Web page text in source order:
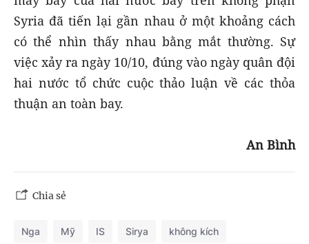
Syria đã tiến lại gần nhau ở một khoảng cách
có thể nhìn thấy nhau bằng mắt thường. Sự
việc xảy ra ngày 10/10, đúng vào ngày quân đội
hai nước tổ chức cuộc thảo luận về các thỏa
thuận an toàn bay.
An Bình
Chia sẻ
Nga Mỹ IS Sirya không kích